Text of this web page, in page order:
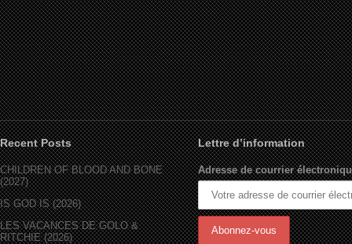
Recent Posts
CHILDREN OF BLOOD AND BONE
(2027)
IS GOD IS (2026)
LES VACANCES DE GOLO &
RITCHIE (2026)
Lettre d’information
Adresse de courrier